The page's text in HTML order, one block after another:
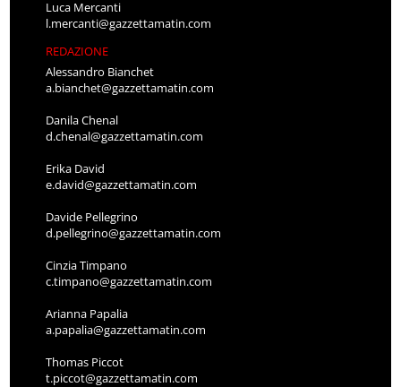
Luca Mercanti
l.mercanti@gazzettamatin.com
REDAZIONE
Alessandro Bianchet
a.bianchet@gazzettamatin.com
Danila Chenal
d.chenal@gazzettamatin.com
Erika David
e.david@gazzettamatin.com
Davide Pellegrino
d.pellegrino@gazzettamatin.com
Cinzia Timpano
c.timpano@gazzettamatin.com
Arianna Papalia
a.papalia@gazzettamatin.com
Thomas Piccot
t.piccot@gazzettamatin.com